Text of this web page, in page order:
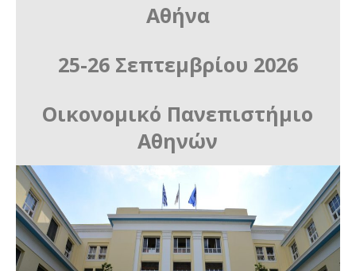
Αθήνα
25-26 Σεπτεμβρίου 2026
Οικονομικό Πανεπιστήμιο
Αθηνών